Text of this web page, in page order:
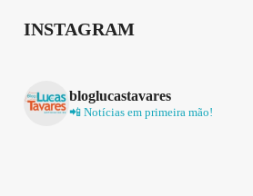
INSTAGRAM
bloglucastavares
📲 Notícias em primeira mão!